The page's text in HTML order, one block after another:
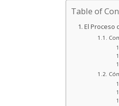
Table of
El Proceso